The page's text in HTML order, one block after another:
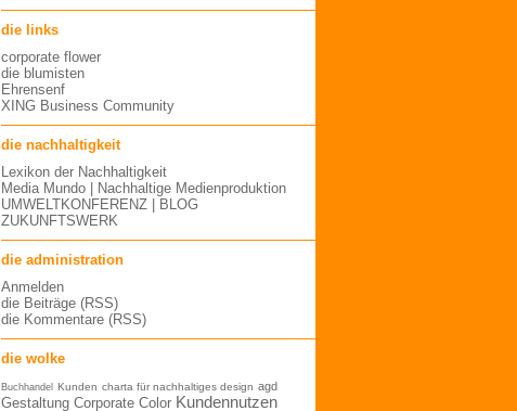
die links
corporate flower
die blumisten
Ehrensenf
XING Business Community
die nachhaltigkeit
Lexikon der Nachhaltigkeit
Media Mundo | Nachhaltige Medienproduktion
UMWELTKONFERENZ | BLOG
ZUKUNFTSWERK
die administration
Anmelden
die Beiträge (RSS)
die Kommentare (RSS)
die wolke
Buchhandel Kunden charta für nachhaltiges design agd
Gestaltung Corporate Color Kundennutzen